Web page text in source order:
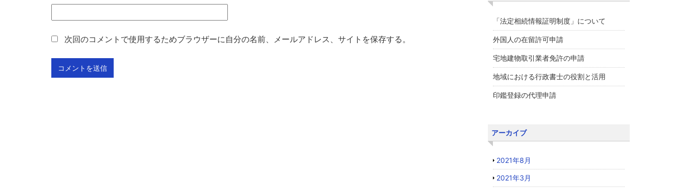
次回のコメントで使用するためブラウザーに自分の名前、メールアドレス、サイトを保存する。
「法定相続情報証明制度」について
外国人の在留許可申請
宅地建物取引業者免許の申請
地域における行政書士の役割と活用
印鑑登録の代理申請
アーカイブ
2021年8月
2021年3月